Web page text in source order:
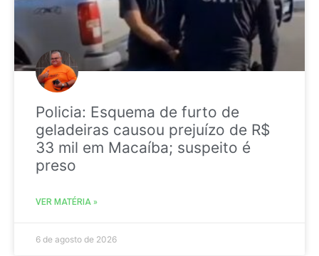
Policia: Esquema de furto de
geladeiras causou prejuízo de R$
33 mil em Macaíba; suspeito é
preso
VER MATÉRIA »
6 de agosto de 2026